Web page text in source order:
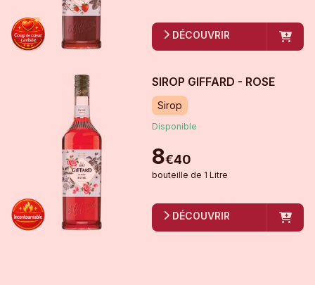
DÉCOUVRIR
SIROP GIFFARD - ROSE
Sirop
Disponible
8€40
bouteille de 1 Litre
DÉCOUVRIR